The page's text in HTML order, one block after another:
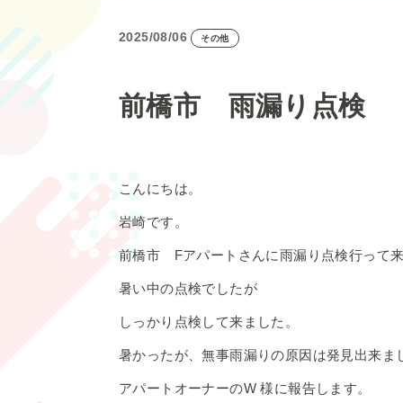
2025/08/06 その他
前橋市 雨漏り点検
こんにちは。
岩崎です。
前橋市 Fアパートさんに雨漏り点検行って来
暑い中の点検でしたが
しっかり点検して来ました。
暑かったが、無事雨漏りの原因は発見出来ま
アパートオーナーのW 様に報告します。